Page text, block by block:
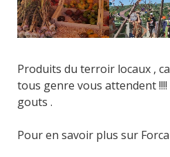
Produits du terroir locaux ,
tous genre vous attendent
gouts .
Pour en savoir plus sur